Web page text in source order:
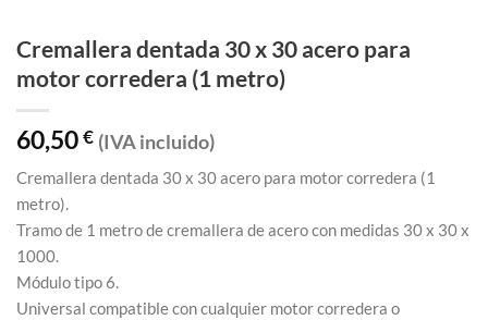
Cremallera dentada 30 x 30 acero para
motor corredera (1 metro)
60,50€ (IVA incluido)
Cremallera dentada 30 x 30 acero para motor corredera (1
metro).
Tramo de 1 metro de cremallera de acero con medidas 30 x 30 x
1000.
Módulo tipo 6.
Universal compatible con cualquier motor corredera o